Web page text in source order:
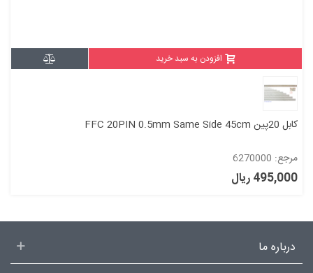
افزودن به سبد خرید
کابل 20پین FFC 20PIN 0.5mm Same Side 45cm
مرجع: 6270000
495,000 ریال
درباره ما